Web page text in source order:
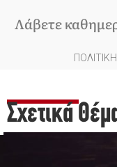
Λάβετε
Σχετικά